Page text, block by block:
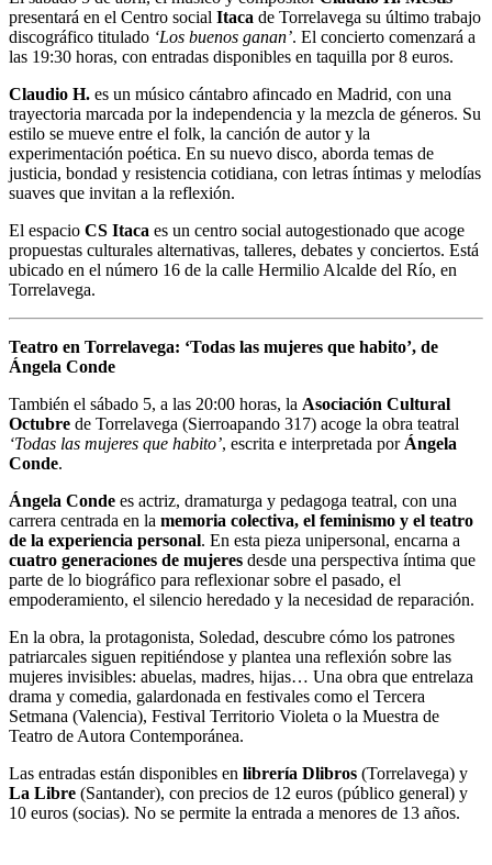
presentará en el Centro social Itaca de Torrelavega su último trabajo
discográfico titulado ‘Los buenos ganan’. El concierto comenzará a
las 19:30 horas, con entradas disponibles en taquilla por 8 euros.
Claudio H. es un músico cántabro afincado en Madrid, con una
trayectoria marcada por la independencia y la mezcla de géneros. Su
estilo se mueve entre el folk, la canción de autor y la
experimentación poética. En su nuevo disco, aborda temas de
justicia, bondad y resistencia cotidiana, con letras íntimas y melodías
suaves que invitan a la reflexión.
El espacio CS Itaca es un centro social autogestionado que acoge
propuestas culturales alternativas, talleres, debates y conciertos. Está
ubicado en el número 16 de la calle Hermilio Alcalde del Río, en
Torrelavega.
Teatro en Torrelavega: ‘Todas las mujeres que habito’, de
Ángela Conde
También el sábado 5, a las 20:00 horas, la Asociación Cultural
Octubre de Torrelavega (Sierroapando 317) acoge la obra teatral
‘Todas las mujeres que habito’, escrita e interpretada por Ángela
Conde.
Ángela Conde es actriz, dramaturga y pedagoga teatral, con una
carrera centrada en la memoria colectiva, el feminismo y el teatro
de la experiencia personal. En esta pieza unipersonal, encarna a
cuatro generaciones de mujeres desde una perspectiva íntima que
parte de lo biográfico para reflexionar sobre el pasado, el
empoderamiento, el silencio heredado y la necesidad de reparación.
En la obra, la protagonista, Soledad, descubre cómo los patrones
patriarcales siguen repitiéndose y plantea una reflexión sobre las
mujeres invisibles: abuelas, madres, hijas… Una obra que entrelaza
drama y comedia, galardonada en festivales como el Tercera
Setmana (Valencia), Festival Territorio Violeta o la Muestra de
Teatro de Autora Contemporánea.
Las entradas están disponibles en librería Dlibros (Torrelavega) y
La Libre (Santander), con precios de 12 euros (público general) y
10 euros (socias). No se permite la entrada a menores de 13 años.